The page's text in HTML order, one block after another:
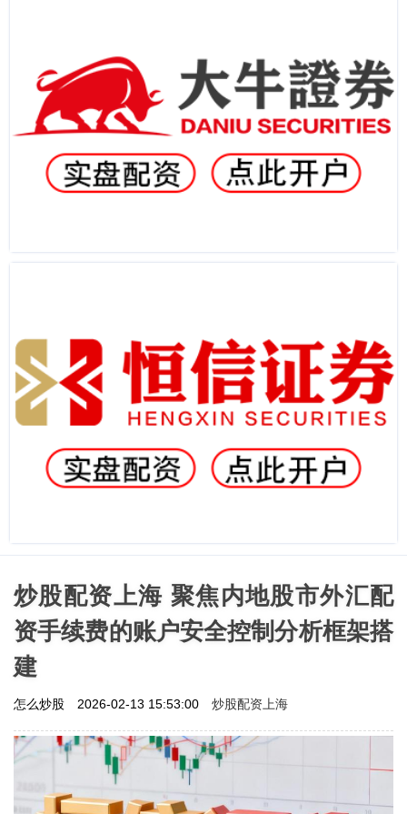
炒股配资上海 聚焦内地股市外汇配
资手续费的账户安全控制分析框架搭
建
怎么炒股 2026-02-13 15:53:00 炒股配资上海